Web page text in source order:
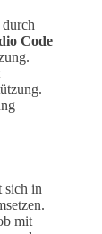
Code
sich in
mit